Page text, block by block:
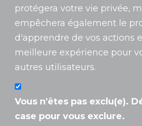
protégera votre vie privée,
empêchera également le
d'apprendre de vos actions
meilleure expérience pour
autres utilisateurs.
Vous n'êtes pas exclu(e).
case pour vous exclure.